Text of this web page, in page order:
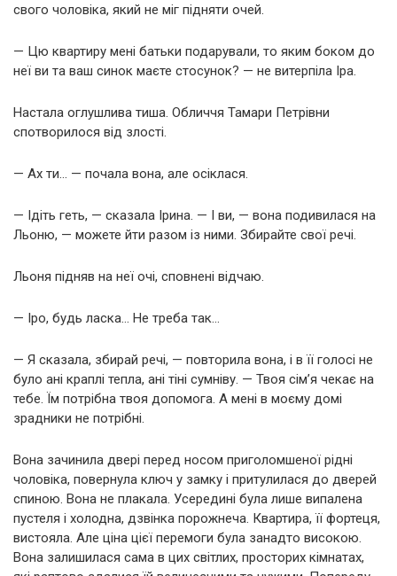
свого чоловіка, який не міг підняти очей.
— Цю квартиру мені батьки подарували, то яким боком до
неї ви та ваш синок маєте стосунок? — не витерпіла Іра.
Настала оглушлива тиша. Обличчя Тамари Петрівни
спотворилося від злості.
— Ах ти… — почала вона, але осіклася.
— Ідіть геть, — сказала Ірина. — І ви, — вона подивилася на
Льоню, — можете йти разом із ними. Збирайте свої речі.
Льоня підняв на неї очі, сповнені відчаю.
— Іро, будь ласка… Не треба так…
— Я сказала, збирай речі, — повторила вона, і в її голосі не
було ані краплі тепла, ані тіні сумніву. — Твоя сім’я чекає на
тебе. Їм потрібна твоя допомога. А мені в моєму домі
зрадники не потрібні.
Вона зачинила двері перед носом приголомшеної рідні
чоловіка, повернула ключ у замку і притулилася до дверей
спиною. Вона не плакала. Усередині була лише випалена
пустеля і холодна, дзвінка порожнеча. Квартира, її фортеця,
вистояла. Але ціна цієї перемоги була занадто високою.
Вона залишилася сама в цих світлих, просторих кімнатах,